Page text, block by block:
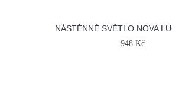
NÁSTĚNNÉ SVĚTLO NOVA
948 Kč